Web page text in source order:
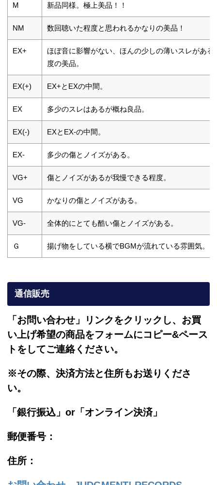
M 新品同様。極上美品！！
NM 数回聴いた程度と思われるかなりの美品！
EX+
ほぼ音に影響がない、ほんの少しの薄いスレがある
度の美品。
EX(+) EX+とEXの中間。
EX 多少のスレはあるが概ね良品。
EX(-) EXとEX-の中間。
EX- 多少の傷とノイズがある。
VG+ 傷とノイズがあるが我慢できる程度。
VG かなりの傷とノイズがある。
VG- 全体的にとても酷い傷とノイズがある。
Ｇ 揚げ物をしている横でBGMが流れている雰囲気。
通信販売
「お問い合わせ」リンクをクリックし、 お買
い上げ希望の商品をフォームにコピー&ペース
トをしてご連絡ください。
※その際、決済方法と住所もお送りくださ
い。
「銀行振込」or「 オンライン決済」
郵便番号：
住所：